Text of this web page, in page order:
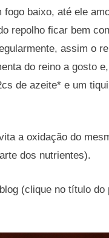
fogo baixo, até ele
repolho ficar bem
assim o
do reino a gosto
de azeite* e um
a oxidação do
dos nutrientes).
(clique no título do